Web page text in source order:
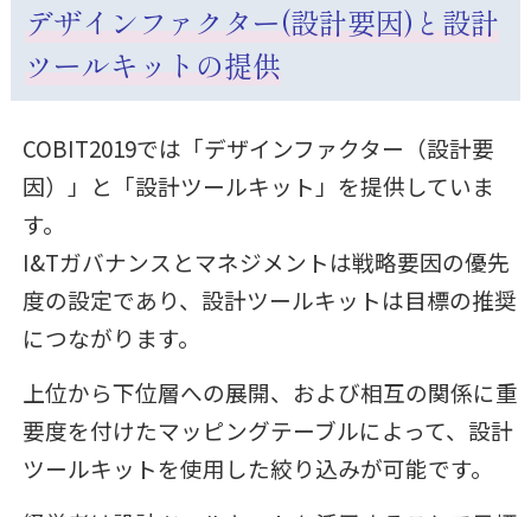
デザインファクター(設計要因)と設計
ツールキットの提供
COBIT2019では「デザインファクター（設計要
因）」と「設計ツールキット」を提供していま
す。
I&Tガバナンスとマネジメントは戦略要因の優先
度の設定であり、設計ツールキットは目標の推奨
につながります。
上位から下位層への展開、および相互の関係に重
要度を付けたマッピングテーブルによって、設計
ツールキットを使用した絞り込みが可能です。